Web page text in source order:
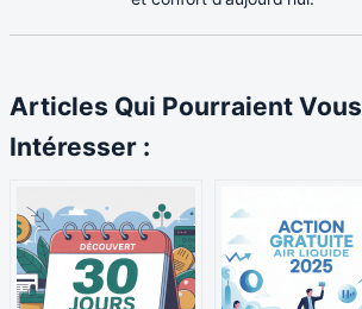
Articles Qui Pourraient Vous
Intéresser :